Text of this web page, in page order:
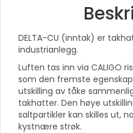
DELTA-CU (inntak) er
industrianlegg.
Luften tas inn via CALIGO
som den fremste
utskilling av tåke
takhatter. Den høye
saltpartikler kan skilles ut,
kystnære strøk.